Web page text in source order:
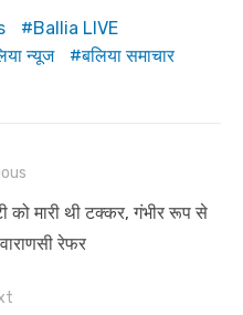
Ballia LIVE
न्यूज
बलिया समाचार
मारी थी टक्कर, गंभीर रूप से
रेफर